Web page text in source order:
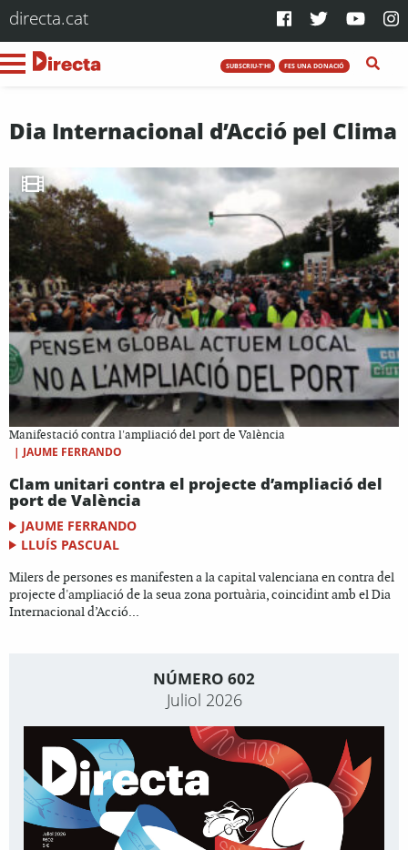
directa.cat
SUBSCRIU-T'HI FES UNA DONACIÓ
Dia Internacional d’Acció pel Clima
Manifestació contra l'ampliació del port de València
| JAUME FERRANDO
Clam unitari contra el projecte d’ampliació del
port de València
JAUME FERRANDO
LLUÍS PASCUAL
Milers de persones es manifesten a la capital valenciana en contra del
projecte d'ampliació de la seua zona portuària, coincidint amb el Dia
Internacional d’Acció...
NÚMERO 602
Juliol 2026